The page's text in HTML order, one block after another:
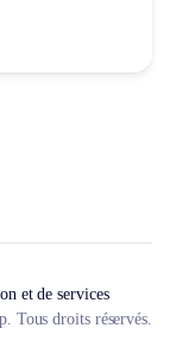
et de services
Tous droits réservés.